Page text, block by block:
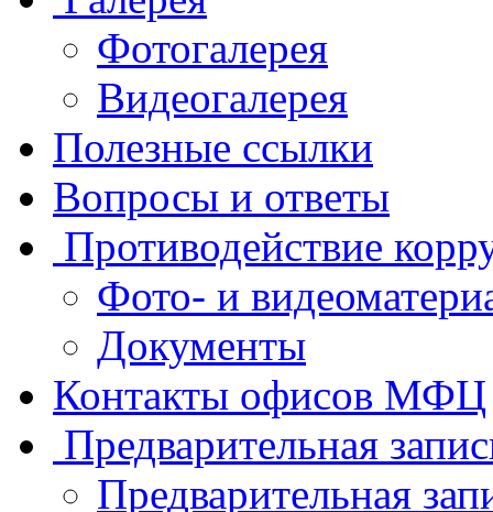
Фотогалерея
Видеогалерея
Полезные ссылки
Вопросы и ответы
Противодействие
Фото- и
Документы
Контакты офисов МФЦ
Предварительная
Предварительная